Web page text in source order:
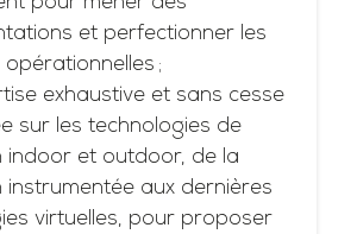
et perfectionner les
;
exhaustive et sans cesse
sur les technologies de
indoor et outdoor, de la
instrumentée aux dernières
virtuelles, pour proposer